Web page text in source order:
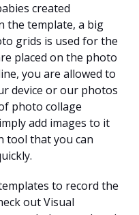
created
the template, a big
grids is used for the
placed on the photo
you are allowed to
device or our photos
photo collage
add images to it
tool that you can
to record the
out Visual